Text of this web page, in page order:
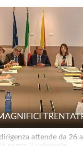
attende da 26
sogna il colpaccio..